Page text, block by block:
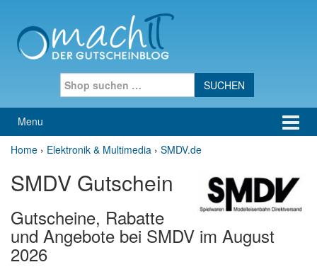
Menu
Home › Elektronik & Multimedia › SMDV.de
SMDV Gutschein
Gutscheine, Rabatte
und Angebote bei SMDV im August
2026